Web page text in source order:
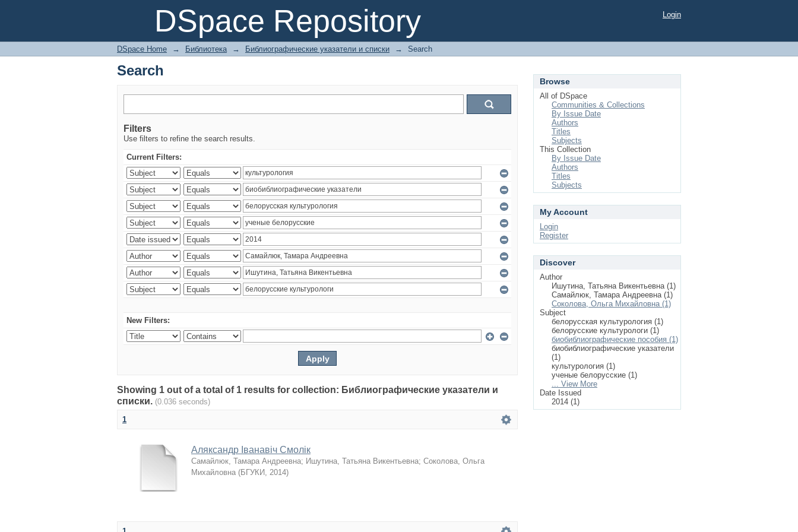
DSpace Repository
Search Login
DSpace Home → Библиотека → Библиографические указатели и списки → Search
Search
Filters
Use filters to refine the search results.
Current Filters:
New Filters:
Showing 1 out of a total of 1 results for collection: Библиографические указатели и
списки. (0.036 seconds)
1
Аляксандр Іванавіч Смолік
Самайлюк, Тамара Андреевна; Ишутина, Татьяна Викентьевна; Соколова, Ольга
Михайловна (БГУКИ, 2014)
Browse
All of DSpace
Communities & Collections
By Issue Date
Authors
Titles
Subjects
This Collection
By Issue Date
Authors
Titles
Subjects
My Account
Login
Register
Discover
Author
Ишутина, Татьяна Викентьевна (1)
Самайлюк, Тамара Андреевна (1)
Соколова, Ольга Михайловна (1)
Subject
белорусская культурология (1)
белорусские культурологи (1)
биобиблиографические пособия (1)
биобиблиографические указатели
(1)
культурология (1)
ученые белорусские (1)
... View More
Date Issued
2014 (1)